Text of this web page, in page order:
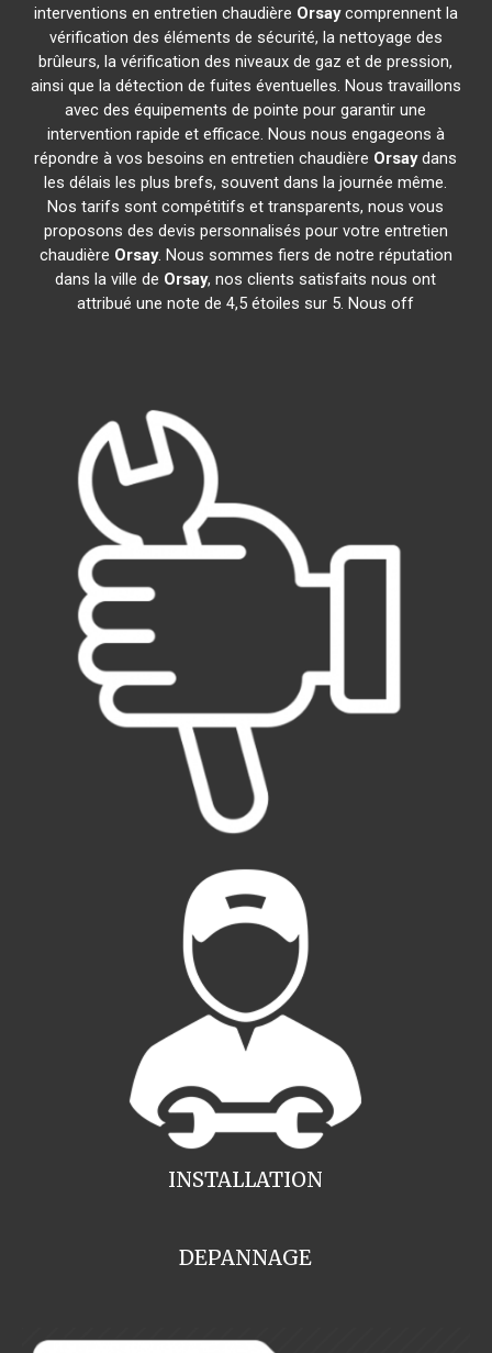
interventions en entretien chaudière Orsaycomprennent la
vérification des éléments de sécurité, la nettoyage des
brûleurs, la vérification des niveaux de gaz et de pression,
ainsi que la détection de fuites éventuelles. Nous travaillons
avec des équipements de pointe pour garantir une
intervention rapide et efficace. Nous nous engageons à
répondre à vos besoins en entretien chaudière Orsaydans
les délais les plus brefs, souvent dans la journée même.
Nos tarifs sont compétitifs et transparents, nous vous
proposons des devis personnalisés pour votre entretien
chaudière Orsay. Nous sommes fiers de notre réputation
dans la ville de Orsay, nos clients satisfaits nous ont
attribué une note de 4,5 étoiles sur 5. Nous off
INSTALLATION
DEPANNAGE